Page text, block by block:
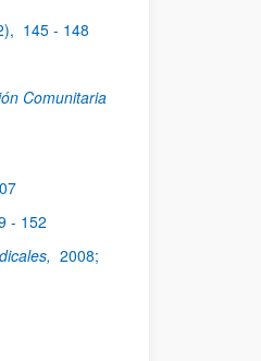
145 - 148
Comunitaria
- 152
2008;